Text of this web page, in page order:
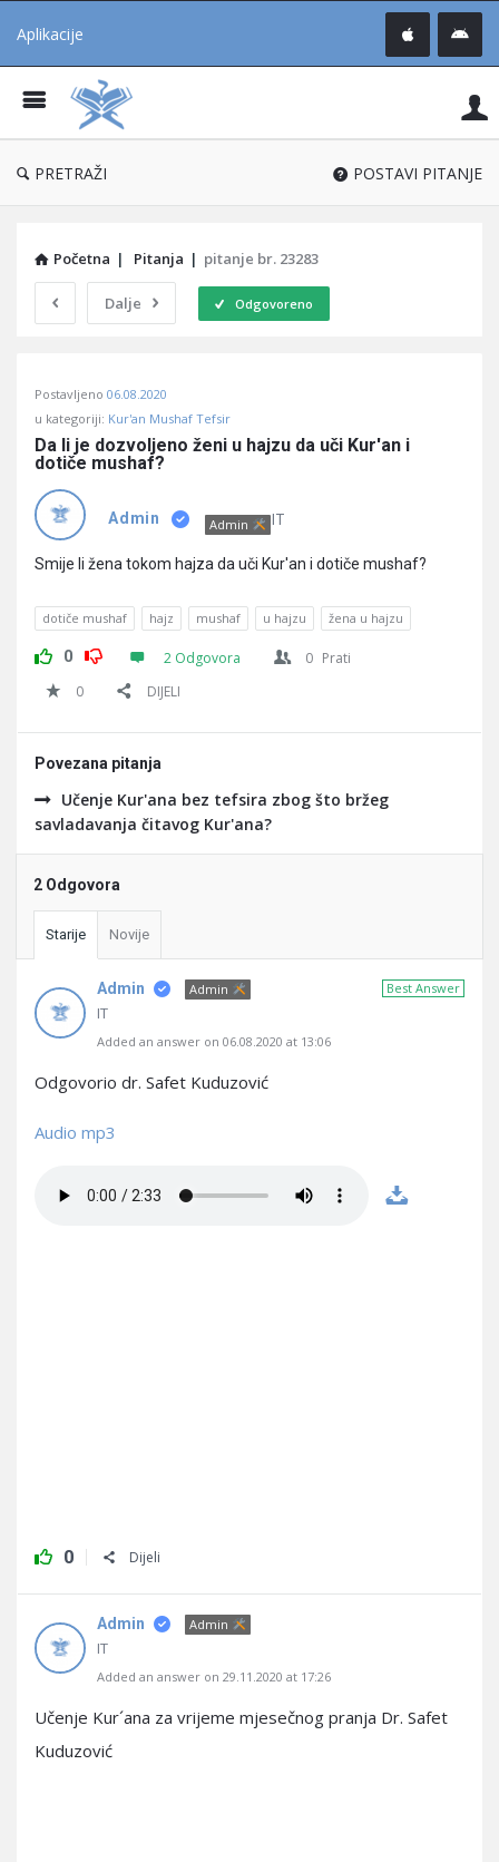
Aplikacije
®
PRETRAŽI POSTAVI PITANJE
Početna | Pitanja | pitanje br. 23283
Dalje Odgovoreno
Učene
Latest
Pitanja
Postavljeno 06.08.2020
u kategoriji: Kur'an Mushaf Tefsir
Da li je dozvoljeno ženi u hajzu da uči Kur'an i
dotiče mushaf?
Admin Admin IT
Smije li žena tokom hajza da uči Kur'an i dotiče mushaf?
dotiče mushaf hajz mushaf u hajzu žena u hajzu
0 2 Odgovora 0 Prati
0
DIJELI
Povezana pitanja
Učenje Kur'ana bez tefsira zbog što bržeg
savladavanja čitavog Kur'ana?
2 Odgovora
Starije Novije
Best Answer
Admin Admin
IT
Added an answer on 06.08.2020 at 13:06
Odgovorio dr. Safet Kuduzović
Audio mp3
0 Dijeli
Admin Admin
IT
Added an answer on 29.11.2020 at 17:26
Učenje Kur´ana za vrijeme mjesečnog pranja Dr. Safet
Kuduzović